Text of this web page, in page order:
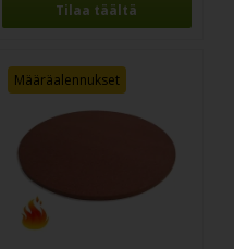
Tilaa täältä
Määräalennukset